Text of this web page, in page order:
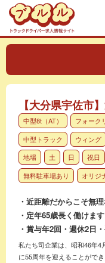
【大分県宇佐市
中型8t（AT） フォーク
中型トラック
ウィング
地場
土 日 祝日
無料駐車場あり
オリジ
・近距離だからこそ無
・定年65歳長く働けます
・賞与年2回・週休2日
私たち司企業は、昭和46年4
に55周年を迎えることができ